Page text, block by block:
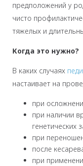
предположений у
чисто
тяжелых и
Когда это нужно?
В каких случаях
настаивает на
при
при наличии
генетических
при
после
при